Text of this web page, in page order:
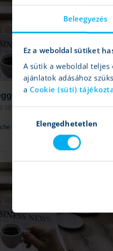
Beleegyezés
Ez a weboldal sütiket
A sütik a weboldal teljes
ajánlatok adásához
a Cookie (süti)
kiválasztásaElengedhetetlen
08:39
Telekom